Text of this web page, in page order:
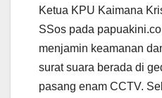
Ketua KPU Kaimana
SSos pada
menjamin keamanan
surat suara berada di
pasang enam CCTV.